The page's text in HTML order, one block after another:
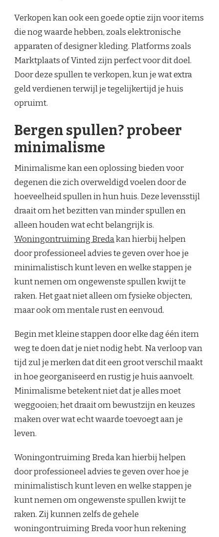
Verkopen kan ook een goede optie zijn voor items
die nog waarde hebben, zoals elektronische
apparaten of designer kleding. Platforms zoals
Marktplaats of Vinted zijn perfect voor dit doel.
Door deze spullen te verkopen, kun je wat extra
geld verdienen terwijl je tegelijkertijd je huis
opruimt.
Bergen spullen? probeer
minimalisme
Minimalisme kan een oplossing bieden voor
degenen die zich overweldigd voelen door de
hoeveelheid spullen in hun huis. Deze levensstijl
draait om het bezitten van minder spullen en
alleen houden wat echt belangrijk is.
Woningontruiming Bredakan hierbij helpen
door professioneel advies te geven over hoe je
minimalistisch kunt leven en welke stappen je
kunt nemen om ongewenste spullen kwijt te
raken. Het gaat niet alleen om fysieke objecten,
maar ook om mentale rust en eenvoud.
Begin met kleine stappen door elke dag één item
weg te doen dat je niet nodig hebt. Na verloop van
tijd zul je merken dat dit een groot verschil maakt
in hoe georganiseerd en rustig je huis aanvoelt.
Minimalisme betekent niet dat je alles moet
weggooien; het draait om bewustzijn en keuzes
maken over wat echt waarde toevoegt aan je
leven.
Woningontruiming Breda kan hierbij helpen
door professioneel advies te geven over hoe je
minimalistisch kunt leven en welke stappen je
kunt nemen om ongewenste spullen kwijt te
raken. Zij kunnen zelfs de gehele
woningontruiming Breda voor hun rekening